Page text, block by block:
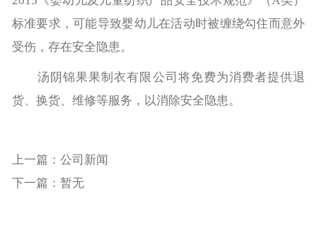
标准要求，可能导致婴幼儿在活动时被缠绕勾住而意外
受伤，存在安全隐患。
汤阴锦果果制衣有限公司将免费为消费者提供退
货、换货、维修等服务，以消除安全隐患。
上一篇：公司新闻
下一篇：暂无